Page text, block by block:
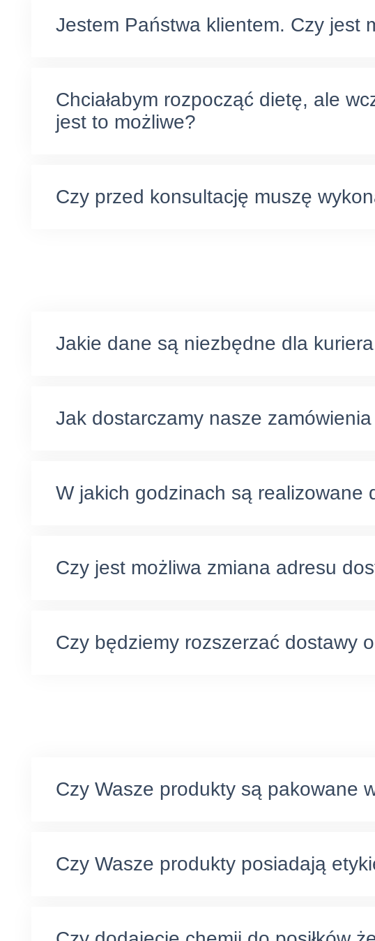
Jestem Państwa klientem. Czy jest
Chciałabym rozpocząć dietę, ale
jest to możliwe?
Czy przed konsultację muszę
Jakie dane są niezbędne dla kuriera
Jak dostarczamy nasze zamówienia
W jakich godzinach są realizowane
Czy jest możliwa zmiana adresu
Czy będziemy rozszerzać dostawy
Czy Wasze produkty są pakowane
Czy Wasze produkty posiadają